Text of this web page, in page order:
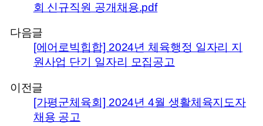
회 신규직원 공개채용.pdf
다음글
[에어로빅힙합] 2024년 체육행정 일자리 지
원사업 단기 일자리 모집공고
이전글
[가평군체육회] 2024년 4월 생활체육지도자
채용 공고